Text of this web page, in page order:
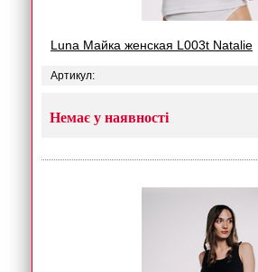
Luna Майка женская L003t Natalie
Артикул:
Немає у наявності